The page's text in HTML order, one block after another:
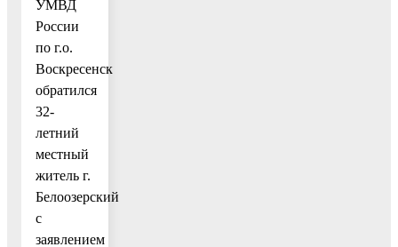
УМВД
России
по г.о.
Воскресенск
обратился
32-
летний
местный
житель г.
Белоозерский
с
заявлением